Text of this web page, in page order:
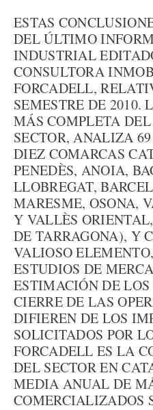
ESTAS
DEL ÚLTIMO
INDUSTRIAL
CONSULTORA
FORCADELL,
SEMESTRE DE 2010.
MÁS COMPLETA
SECTOR, ANALIZA
DIEZ COMARCAS
PENEDÈS, ANOIA,
LLOBREGAT,
MARESME, OSONA,
Y VALLÈS
DE TARRAGONA), Y
VALIOSO
ESTUDIOS DE
ESTIMACIÓN DE
CIERRE DE LAS
DIFIEREN DE LOS
SOLICITADOS POR
FORCADELL ES LA
DEL SECTOR EN
MEDIA ANUAL DE
COMERCIALIZADOS